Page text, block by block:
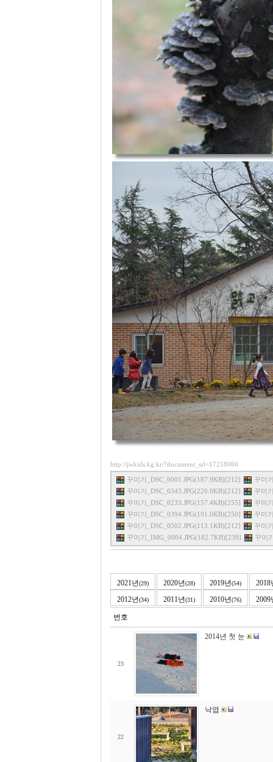
http://jwkids.kg.kr/?document_srl=17218060
꾸미기_DSC_0001.JPG(187.9KB)[212]
꾸미
꾸미기_DSC_0343.JPG(220.0KB)[212]
꾸미
꾸미기_DSC_0233.JPG(157.4KB)[255]
꾸미
꾸미기_DSC_0394.JPG(191.0KB)[250]
꾸미
꾸미기_DSC_0502.JPG(113.1KB)[212]
꾸미
꾸미기_IMG_0004.JPG(182.7KB)[239]
꾸미
2021년(29) 2020년(28) 2019년(54)
2018
2012년(34) 2011년(31) 2010년(76) 2009
번호
23
2014년 첫 눈
22
낙엽